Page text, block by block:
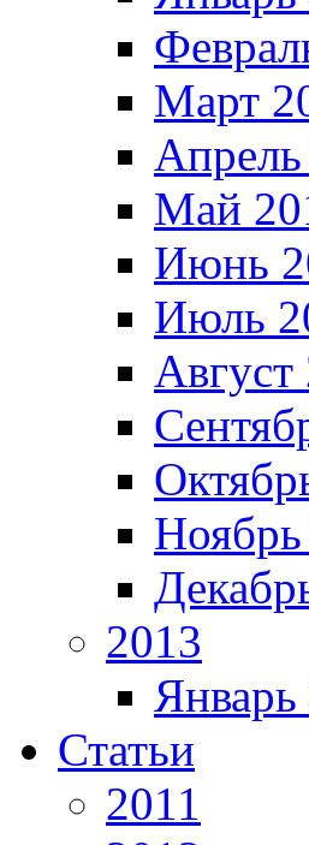
Март
Май
Июнь
Июль
Август
2013
Январь
Статьи
2011